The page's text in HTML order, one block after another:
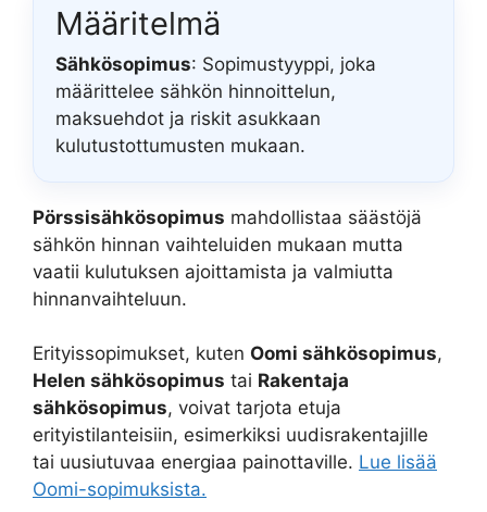
Määritelmä
Sähkösopimus: Sopimustyyppi, joka
määrittelee sähkön hinnoittelun,
maksuehdot ja riskit asukkaan
kulutustottumusten mukaan.
Pörssisähkösopimus mahdollistaa säästöjä
sähkön hinnan vaihteluiden mukaan mutta
vaatii kulutuksen ajoittamista ja valmiutta
hinnanvaihteluun.
Erityissopimukset, kuten Oomi sähkösopimus,
Helen sähkösopimus tai Rakentaja
sähkösopimus, voivat tarjota etuja
erityistilanteisiin, esimerkiksi uudisrakentajille
tai uusiutuvaa energiaa painottaville. Lue lisää
Oomi-sopimuksista.